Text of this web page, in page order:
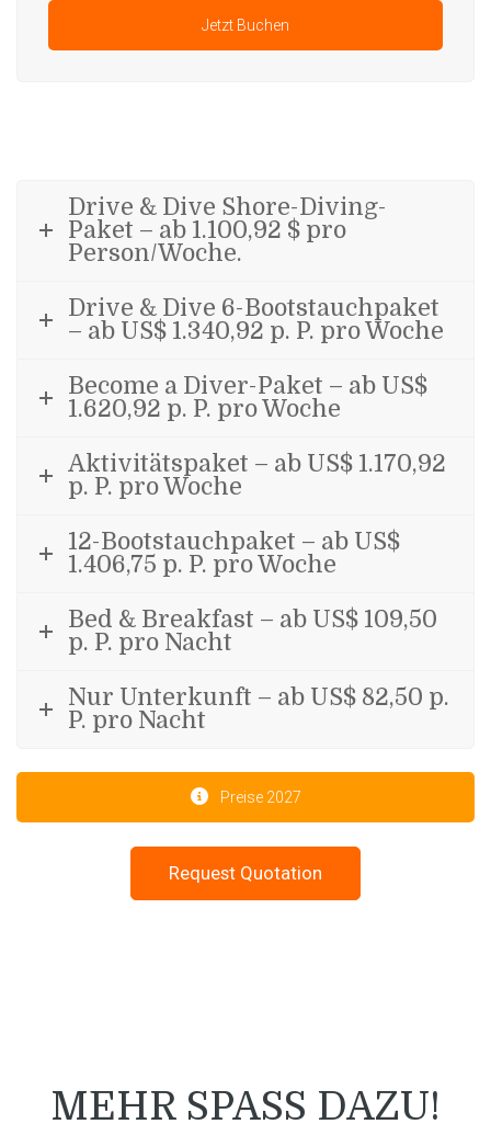
Jetzt Buchen
Drive & Dive Shore-Diving-
Paket – ab 1.100,92 $ pro
Person/Woche.
Drive & Dive 6-Bootstauchpaket
– ab US$ 1.340,92 p. P. pro Woche
Become a Diver-Paket – ab US$
1.620,92 p. P. pro Woche
Aktivitätspaket – ab US$ 1.170,92
p. P. pro Woche
12-Bootstauchpaket – ab US$
1.406,75 p. P. pro Woche
Bed & Breakfast – ab US$ 109,50
p. P. pro Nacht
Nur Unterkunft – ab US$ 82,50 p.
P. pro Nacht
Preise 2027
MEHR SPASS DAZU!